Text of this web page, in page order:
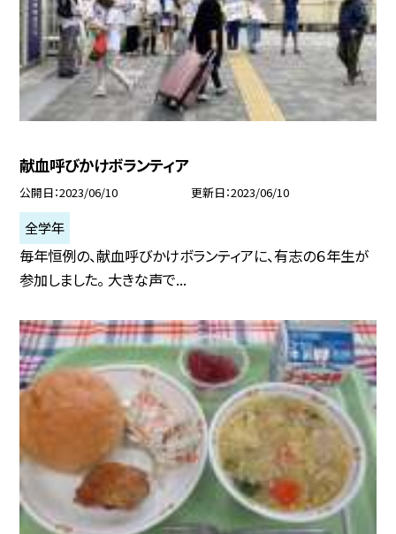
献血呼びかけボランティア
公開日 2023/06/10 更新日 2023/06/10
全学年
毎年恒例の、献血呼びかけボランティアに、有志の６年生が
参加しました。 大きな声で...